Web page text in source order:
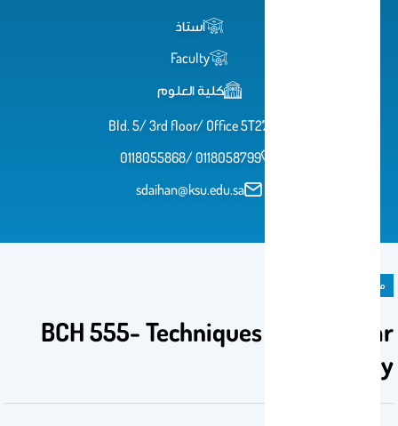
أستاذ
Faculty
كلية العلوم
Bld. 5/ 3rd floor/ Office 5T276
0118055868/ 0118058799
sdaihan@ksu.edu.sa
مادة دراسية
BCH 555- Techniques in Molecular
Biology